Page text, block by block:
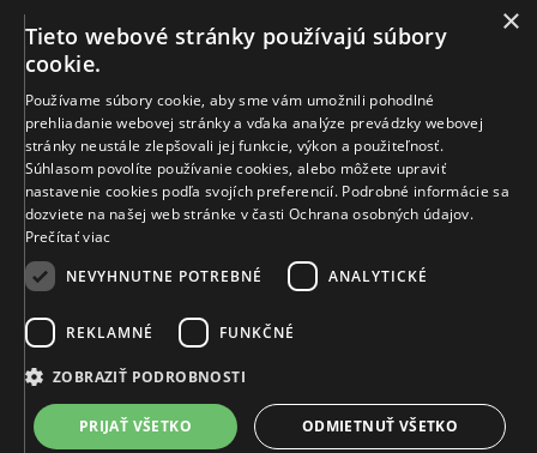
3 573 €
Vyrobíme a doručíme do 28 dní
VIAC INFO
KONTAKT
Naše klenotníctva
Sídlo spoločnosti
© MIKUŠ DIAMONDS, A.S. 2026. VŠETKY PRÁVA VYHRADENÉ.
×
Tieto webové stránky používajú súbory
cookie.
Používame súbory cookie, aby sme vám umožnili pohodlné
prehliadanie webovej stránky a vďaka analýze prevádzky webovej
stránky neustále zlepšovali jej funkcie, výkon a použiteľnosť.
Súhlasom povolíte používanie cookies, alebo môžete upraviť
nastavenie cookies podľa svojích preferencií. Podrobné informácie sa
dozviete na našej web stránke v časti Ochrana osobných údajov.
Prečítať viac
NEVYHNUTNE POTREBNÉ
ANALYTICKÉ
REKLAMNÉ FUNKČNÉ
ZOBRAZIŤ PODROBNOSTI
PRIJAŤ VŠETKO ODMIETNUŤ VŠETKO